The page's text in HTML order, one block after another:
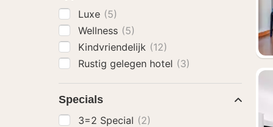
Luxe (5)
Wellness (5)
Kindvriendelijk (12)
Rustig gelegen hotel (3)
Specials
3=2 Special (2)